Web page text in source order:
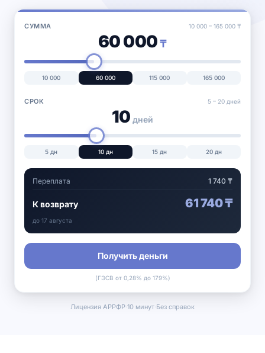
СУММА 10 000 – 165 000 ₸
60 000 ₸
10 000 60 000 115 000 165 000
СРОК 5 – 20 дней
10 дней
5 дн 10 дн 15 дн 20 дн
Переплата 1 740 ₸
К возврату 61 740₸
до 17 августа
Получить деньги
(ГЭСВ от 0,28% до 179%)
Лицензия АРРФР·10 минут·Без справок